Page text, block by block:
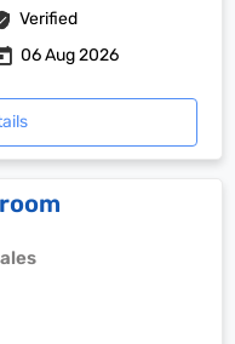
Verified
06 Aug 2026